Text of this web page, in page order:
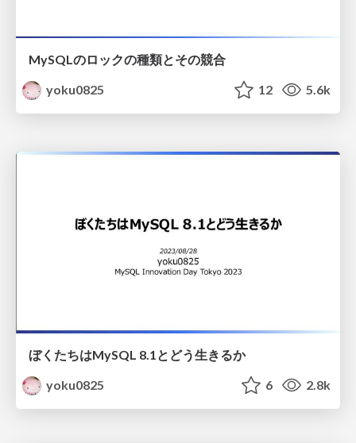
MySQLのロックの種類とその競合
yoku0825
12 5.6k
ぼくたちはMySQL 8.1とどう生きるか
yoku0825
6 2.8k